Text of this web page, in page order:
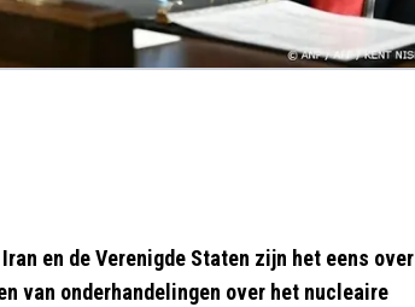
en de Verenigde Staten zijn het eens over
van onderhandelingen over het nucleaire